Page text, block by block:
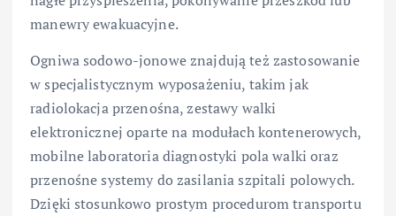
manewry ewakuacyjne.
Ogniwa sodowo-jonowe znajdują też zastosowanie
w specjalistycznym wyposażeniu, takim jak
radiolokacja przenośna, zestawy walki
elektronicznej oparte na modułach kontenerowych,
mobilne laboratoria diagnostyki pola walki oraz
przenośne systemy do zasilania szpitali polowych.
Dzięki stosunkowo prostym procedurom transportu